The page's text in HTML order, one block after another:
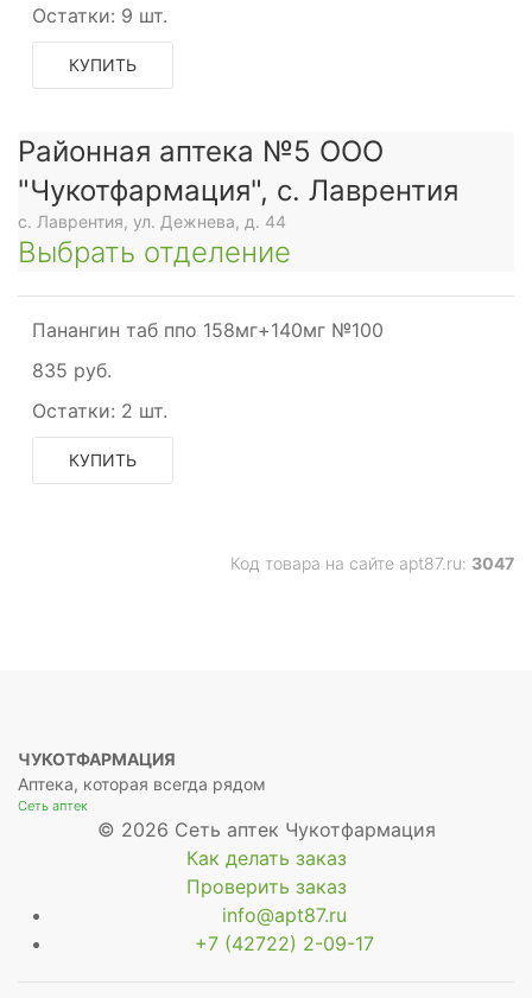
Остатки: 9 шт.
КУПИТЬ
Районная аптека №5 ООО
"Чукотфармация", с. Лаврентия
с. Лаврентия, ул. Дежнева, д. 44
Выбрать отделение
Панангин таб ппо 158мг+140мг №100
835 руб.
Остатки: 2 шт.
КУПИТЬ
Код товара на сайте apt87.ru: 3047
ЧУКОТФАРМАЦИЯ
Аптека, которая всегда рядом
Сеть аптек
© 2026 Сеть аптек Чукотфармация
Как делать заказ
Проверить заказ
info@apt87.ru
+7 (42722) 2-09-17